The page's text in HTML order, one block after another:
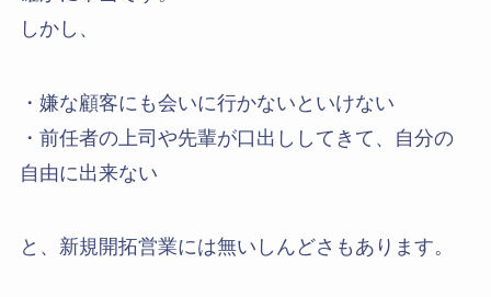
しかし、
・嫌な顧客にも会いに行かないといけない
・前任者の上司や先輩が口出ししてきて、自分の
自由に出来ない
と、新規開拓営業には無いしんどさもあります。